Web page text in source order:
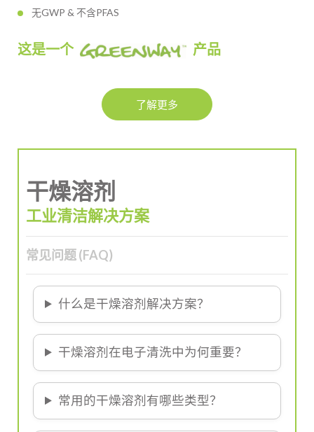
无GWP & 不含PFAS
这是一个 产品
了解更多
干燥溶剂
工业清洁解决方案
常见问题 (FAQ)
什么是干燥溶剂解决方案？
干燥溶剂在电子清洗中为何重要？
常用的干燥溶剂有哪些类型？